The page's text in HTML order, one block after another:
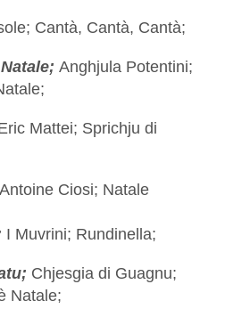
Cantà, Cantà, Cantà;
Anghjula Potentini;
Mattei; Sprichju di
Antoine Ciosi; Natale
I Muvrini; Rundinella;
Chjesgia di Guagnu;
Natale;